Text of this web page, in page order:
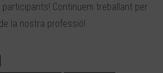
Continuem treballant per
la nostra professió!